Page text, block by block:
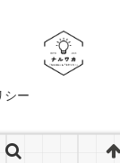
シー
© 2024 ナルワカ.